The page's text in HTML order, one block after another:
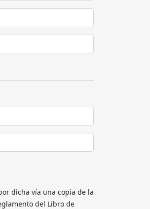
dicha vía una copia de la
del Libro de